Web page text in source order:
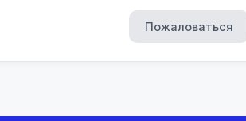
Пожаловаться